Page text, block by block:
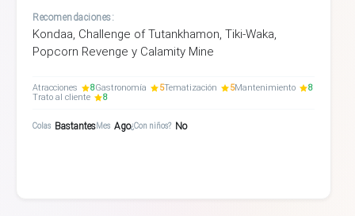
Recomendaciones:
Kondaa, Challenge of Tutankhamon, Tiki-Waka,
Popcorn Revenge y Calamity Mine
Atracciones 8Gastronomía 5Tematización 5Mantenimiento
8
Trato al cliente
8
Colas BastantesMes Ago¿Con niños? No